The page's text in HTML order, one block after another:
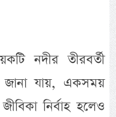
নদীর তীরবর্তী
জানা যায়, একসময়
নির্বাহ হলেও